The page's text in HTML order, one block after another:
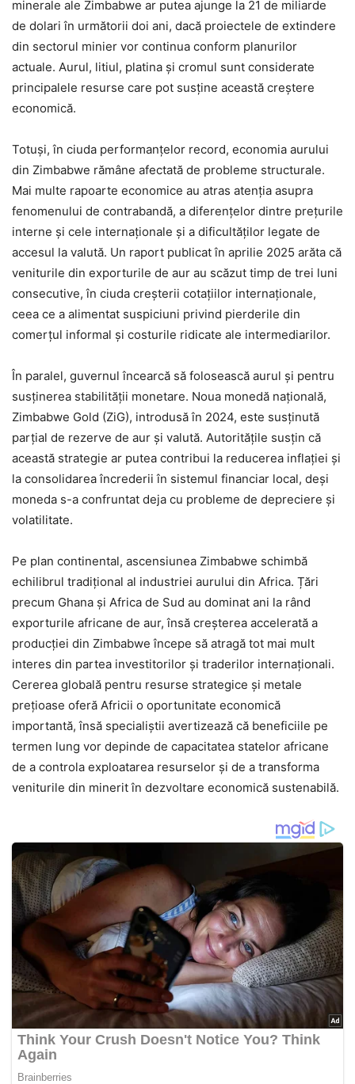
minerale ale Zimbabwe ar putea ajunge la 21 de miliarde
de dolari în următorii doi ani, dacă proiectele de extindere
din sectorul minier vor continua conform planurilor
actuale. Aurul, litiul, platina și cromul sunt considerate
principalele resurse care pot susține această creștere
economică.
Totuși, în ciuda performanțelor record, economia aurului
din Zimbabwe rămâne afectată de probleme structurale.
Mai multe rapoarte economice au atras atenția asupra
fenomenului de contrabandă, a diferențelor dintre prețurile
interne și cele internaționale și a dificultăților legate de
accesul la valută. Un raport publicat în aprilie 2025 arăta că
veniturile din exporturile de aur au scăzut timp de trei luni
consecutive, în ciuda creșterii cotațiilor internaționale,
ceea ce a alimentat suspiciuni privind pierderile din
comerțul informal și costurile ridicate ale intermediarilor.
În paralel, guvernul încearcă să folosească aurul și pentru
susținerea stabilității monetare. Noua monedă națională,
Zimbabwe Gold (ZiG), introdusă în 2024, este susținută
parțial de rezerve de aur și valută. Autoritățile susțin că
această strategie ar putea contribui la reducerea inflației și
la consolidarea încrederii în sistemul financiar local, deși
moneda s-a confruntat deja cu probleme de depreciere și
volatilitate.
Pe plan continental, ascensiunea Zimbabwe schimbă
echilibrul tradițional al industriei aurului din Africa. Țări
precum Ghana și Africa de Sud au dominat ani la rând
exporturile africane de aur, însă creșterea accelerată a
producției din Zimbabwe începe să atragă tot mai mult
interes din partea investitorilor și traderilor internaționali.
Cererea globală pentru resurse strategice și metale
prețioase oferă Africii o oportunitate economică
importantă, însă specialiștii avertizează că beneficiile pe
termen lung vor depinde de capacitatea statelor africane
de a controla exploatarea resurselor și de a transforma
veniturile din minerit în dezvoltare economică sustenabilă.